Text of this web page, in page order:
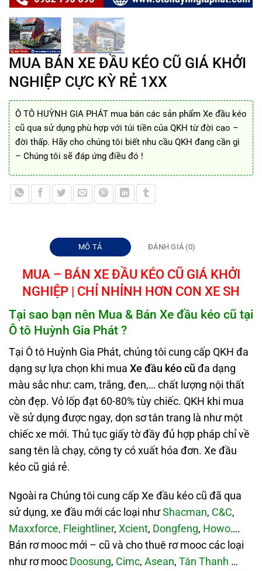
MUA BÁN XE ĐẦU KÉO CŨ GIÁ KHỞI
NGHIỆP CỰC KỲ RẺ 1XX
Ô TÔ HUỲNH GIA PHÁT mua bán các sản phẩm Xe đầu kéo
cũ qua sử dụng phù hợp với túi tiền của QKH từ đời cao –
đời thấp. Hãy cho chúng tôi biết nhu cầu QKH đang cần gì
– Chúng tôi sẽ đáp ứng điều đó !
MÔ TẢ ĐÁNH GIÁ (0)
MUA – BÁN XE ĐẦU KÉO CŨ GIÁ KHỞI
NGHIỆP | CHỈ NHỈNH HƠN CON XE SH
Tại sao bạn nên Mua & Bán Xe đầu kéo cũ tại
Ô tô Huỳnh Gia Phát ?
Tại Ô tô Huỳnh Gia Phát, chúng tôi cung cấp QKH đa
dạng sự lựa chọn khi mua Xe đầu kéo cũ đa dạng
màu sắc như: cam, trắng, đen,… chất lượng nội thất
còn đẹp. Vỏ lốp đạt 60-80% tùy chiếc. QKH khi mua
về sử dụng được ngay, dọn sơ tân trang là như một
chiếc xe mới. Thủ tục giấy tờ đầy đủ hợp pháp chỉ về
sang tên là chạy, công ty có xuất hóa đơn. Xe đầu
kéo cũ giá rẻ.
Ngoài ra Chúng tôi cung cấp Xe đầu kéo cũ đã qua
sử dụng, xe đầu mới các loại nhưShacman, C&C,
Maxxforce, Fleightliner, Xcient, Dongfeng, Howo….
Bán rơ mooc mới – cũ và cho thuê rơ mooc các loại
như rơ mooc Doosung, Cimc, Asean, Tân Thanh …